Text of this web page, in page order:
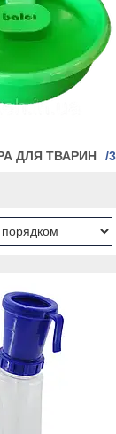
ДЛЯ ТВАРИН